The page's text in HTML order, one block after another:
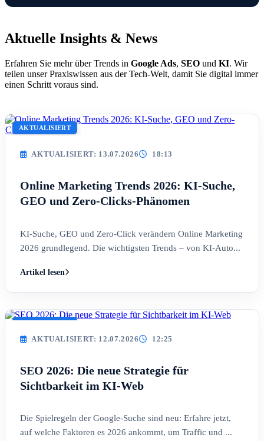
Aktuelle Insights & News
Erfahren Sie mehr über Trends in Google Ads, SEO und KI. Wir
teilen unser Praxiswissen aus der Tech-Welt, damit Sie digital immer
einen Schritt voraus sind.
AKTUALISIERT
AKTUALISIERT: 13.07.2026 18:13
Online Marketing Trends 2026: KI-Suche,
GEO und Zero-Clicks-Phänomen
KI-Suche, GEO und Zero-Click verändern Online Marketing
2026 grundlegend. Die wichtigsten Trends – von KI-Auto...
Artikel lesen
AKTUALISIERT: 12.07.2026 12:25
SEO 2026: Die neue Strategie für
Sichtbarkeit im KI-Web
Die Spielregeln der Google-Suche sind neu: Erfahre jetzt,
auf welche Faktoren es 2026 ankommt, um Traffic und ...